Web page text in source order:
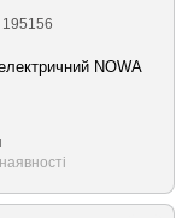
195156
NOWA